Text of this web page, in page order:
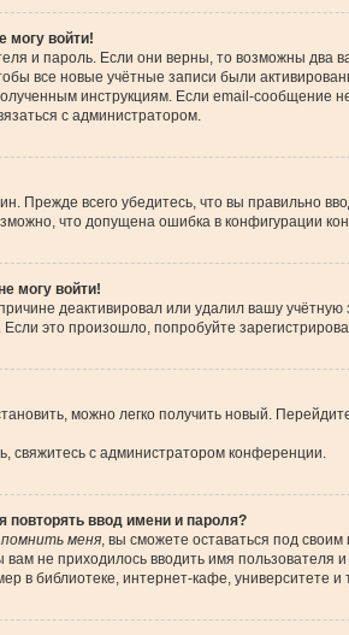
могу войти!
и пароль. Если они верны, то возможны два
все новые учётные записи были
инструкциям. Если email-сообщение
с администратором.
Прежде всего убедитесь, что вы правильно
что допущена ошибка в конфигурации
могу войти!
деактивировал или удалил вашу
это произошло, попробуйте
можно легко получить новый.
свяжитесь с администратором конференции.
повторять ввод имени и пароля?
меня , вы сможете оставаться под
не приходилось вводить имя
в библиотеке, интернет-кафе, университете и